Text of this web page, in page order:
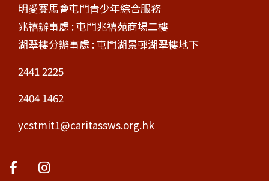
明愛賽馬會屯門青少年綜合服務
兆禧辦事處 : 屯門兆禧苑商場二樓
湖翠樓分辦事處 : 屯門湖景邨湖翠樓地下
2441 2225
2404 1462
ycstmit1@caritassws.org.hk